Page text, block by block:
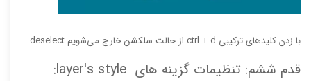
با زدن کلیدهای ترکیبی ctrl + d از حالت سلکشن خارج می‌شویم deselect
قدم ششم: تنظیمات گزینه های layer's style: